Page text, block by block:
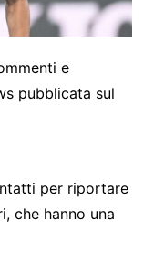
e
pubblicata sul
per riportare
che hanno una